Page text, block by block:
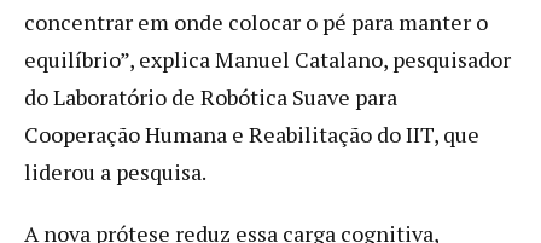
concentrar em onde colocar o pé para manter o
equilíbrio”, explica Manuel Catalano, pesquisador
do Laboratório de Robótica Suave para
Cooperação Humana e Reabilitação do IIT, que
liderou a pesquisa.
A nova prótese reduz essa carga cognitiva,